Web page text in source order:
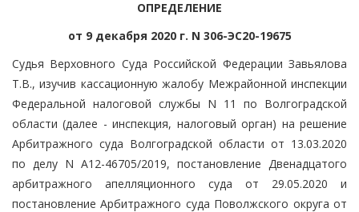
ОПРЕДЕЛЕНИЕ
от 9 декабря 2020 г. N 306-ЭС20-19675
Судья Верховного Суда Российской Федерации Завьялова
Т.В., изучив кассационную жалобу Межрайонной инспекции
Федеральной налоговой службы N 11 по Волгоградской
области (далее - инспекция, налоговый орган) на решение
Арбитражного суда Волгоградской области от 13.03.2020
по делу N А12-46705/2019, постановление Двенадцатого
арбитражного апелляционного суда от 29.05.2020 и
постановление Арбитражного суда Поволжского округа от